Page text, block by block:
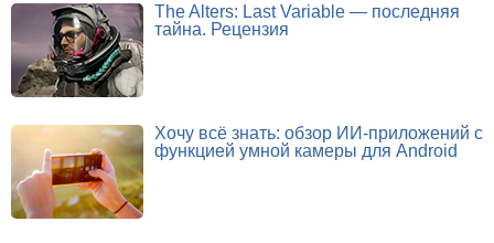
The Alters: Last Variable — последняя
тайна. Рецензия
Хочу всё знать: обзор ИИ-приложений с
функцией умной камеры для Android